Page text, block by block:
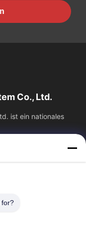
Co., Ltd.
ist ein nationales
for?